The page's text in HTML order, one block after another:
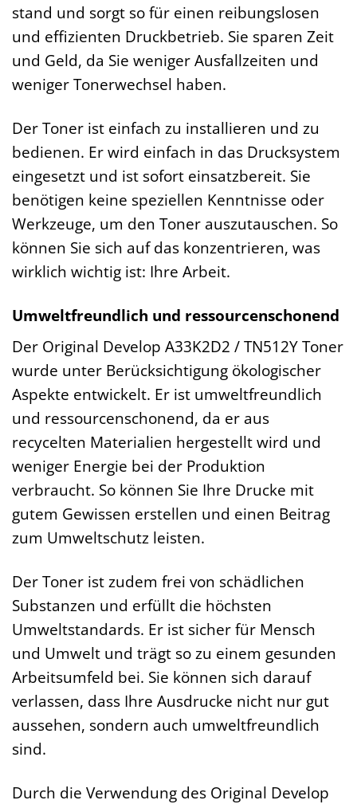
stand und sorgt so für einen reibungslosen
und effizienten Druckbetrieb. Sie sparen Zeit
und Geld, da Sie weniger Ausfallzeiten und
weniger Tonerwechsel haben.
Der Toner ist einfach zu installieren und zu
bedienen. Er wird einfach in das Drucksystem
eingesetzt und ist sofort einsatzbereit. Sie
benötigen keine speziellen Kenntnisse oder
Werkzeuge, um den Toner auszutauschen. So
können Sie sich auf das konzentrieren, was
wirklich wichtig ist: Ihre Arbeit.
Umweltfreundlich und ressourcenschonend
Der Original Develop A33K2D2 / TN512Y Toner
wurde unter Berücksichtigung ökologischer
Aspekte entwickelt. Er ist umweltfreundlich
und ressourcenschonend, da er aus
recycelten Materialien hergestellt wird und
weniger Energie bei der Produktion
verbraucht. So können Sie Ihre Drucke mit
gutem Gewissen erstellen und einen Beitrag
zum Umweltschutz leisten.
Der Toner ist zudem frei von schädlichen
Substanzen und erfüllt die höchsten
Umweltstandards. Er ist sicher für Mensch
und Umwelt und trägt so zu einem gesunden
Arbeitsumfeld bei. Sie können sich darauf
verlassen, dass Ihre Ausdrucke nicht nur gut
aussehen, sondern auch umweltfreundlich
sind.
Durch die Verwendung des Original Develop